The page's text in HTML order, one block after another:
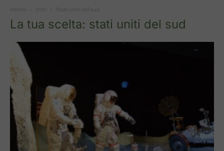
La tua scelta: stati uniti del sud